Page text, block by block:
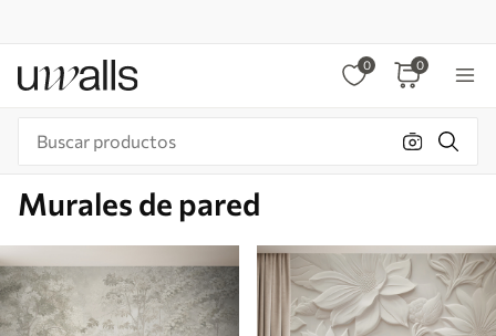
0 0
Murales de pared